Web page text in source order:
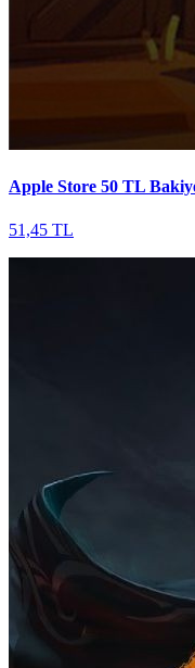
Apple Store 50 TL
51,45 TL